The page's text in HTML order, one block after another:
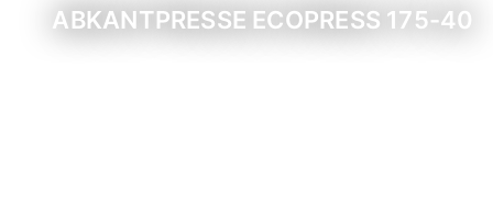
ABKANTPRESSE ECOPRESS 175-40